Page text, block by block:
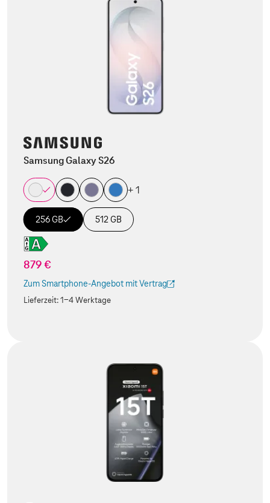
Samsung Galaxy S26
+ 1
256 GB 512 GB
879 €
Zum Smartphone-Angebot mit Vertrag
(Der Link wird in einem neuen Tab geöffnet)
Lieferzeit:1-4 Werktage